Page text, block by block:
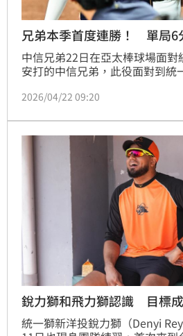
兄弟本季首度連勝！ 單局6
中信兄弟22日在亞太棒球場面
安打的中信兄弟，此役面對到統
上統一獅換投後，兄弟打線大爆
2026/04/22 09:20
銳力獅和飛力獅認識 目標
統一獅新洋投銳力獅（Denyi